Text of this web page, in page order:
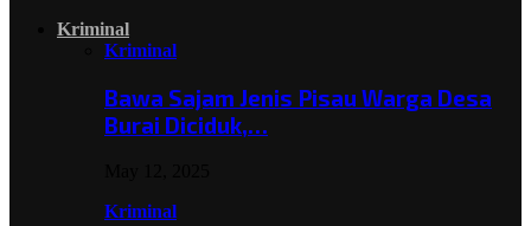
Kriminal
Kriminal
Bawa Sajam Jenis Pisau Warga Desa
Burai Diciduk,…
Kriminal